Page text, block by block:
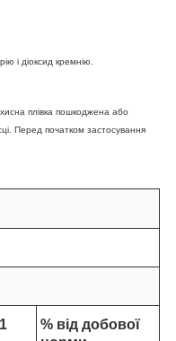
і діоксид кремнію.
плівка пошкоджена або
Перед початком застосування
% від добової